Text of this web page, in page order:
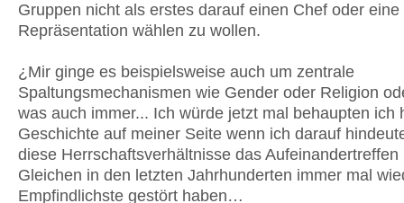
Gruppen nicht als erstes darauf einen Chef oder
Repräsentation wählen zu wollen.
¿Mir ginge es beispielsweise auch um zentrale
Spaltungsmechanismen wie Gender oder Religion
was auch immer... Ich würde jetzt mal behaupten ich
Geschichte auf meiner Seite wenn ich darauf
diese Herrschaftsverhältnisse das Aufeinandertreffen
Gleichen in den letzten Jahrhunderten immer mal
Empfindlichste gestört haben…